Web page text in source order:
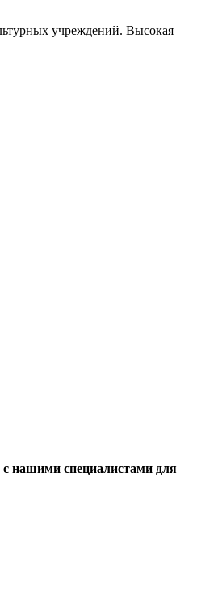
учреждений. Высокая
с нашими специалистами для